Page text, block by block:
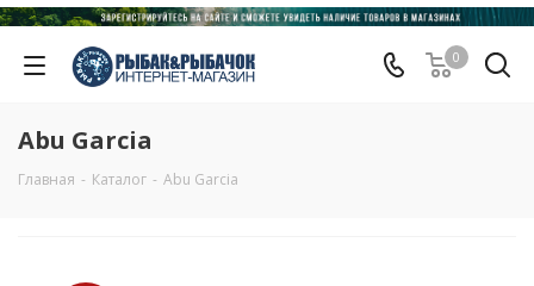
0
Abu Garcia
Главная - Каталог - Abu Garcia